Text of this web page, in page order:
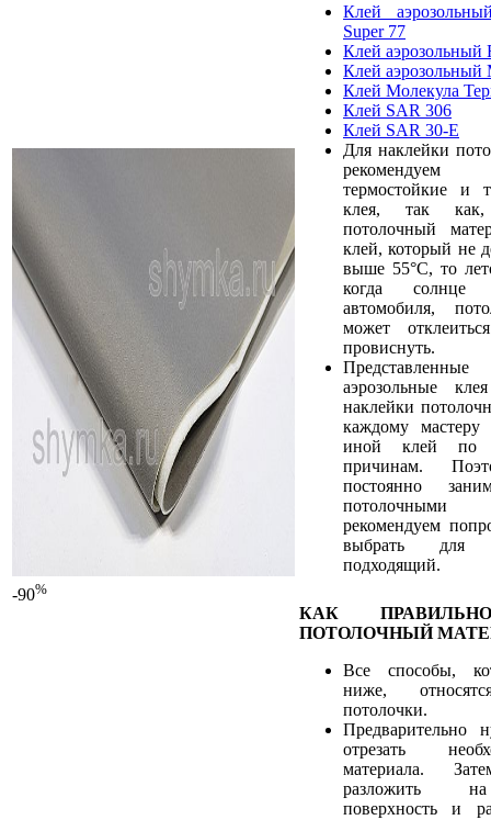
-90%
Клей
Super 77
Клей
Клей аэрозольный
Клей Молекула
Клей SAR 306
Клей SAR 30-E
Для наклейки
рекомендуем
термостойкие и
клея, так как,
потолочный
клей, который не
выше 55°С, то
когда солнце
автомобиля,
может
провиснуть.
аэрозольные
наклейки
каждому мастеру
иной клей
причинам.
постоянно
потолочными
рекомендуем
выбрать для
подходящий.
КАК
ПОТОЛОЧНЫЙ
Все способы,
ниже,
потолочки.
Предварительно
отрезать
материала.
разложить
поверхность и